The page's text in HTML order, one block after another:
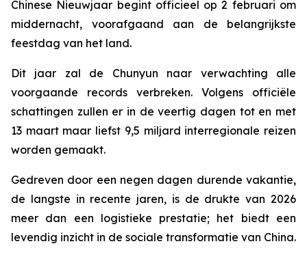
Chinese Nieuwjaar begint officieel op 2 februari om
middernacht, voorafgaand aan de belangrijkste
feestdag van het land.
Dit jaar zal de Chunyun naar verwachting alle
voorgaande records verbreken. Volgens officiële
schattingen zullen er in de veertig dagen tot en met
13 maart maar liefst 9,5 miljard interregionale reizen
worden gemaakt.
Gedreven door een negen dagen durende vakantie,
de langste in recente jaren, is de drukte van 2026
meer dan een logistieke prestatie; het biedt een
levendig inzicht in de sociale transformatie van China.